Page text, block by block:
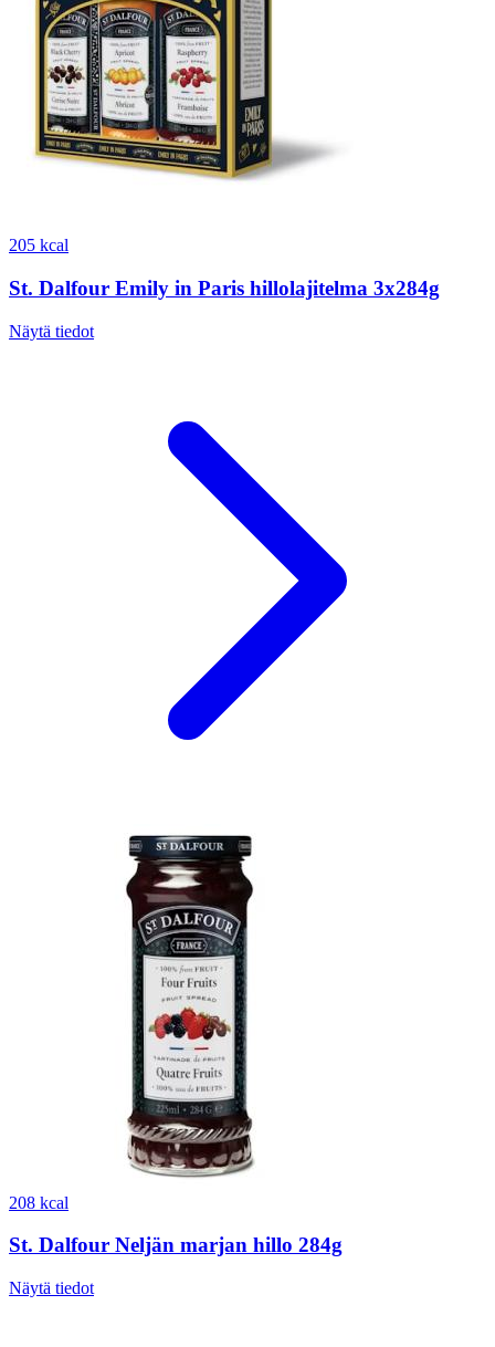
205 kcal
St. Dalfour Emily in Paris hillolajitelma 3x284g
Näytä tiedot
208 kcal
St. Dalfour Neljän marjan hillo 284g
Näytä tiedot